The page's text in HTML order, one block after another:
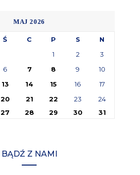
MAJ 2026
Ś C P S
N
1
2
3
6 7 8 9
10
13 14 15 16
17
20 21 22 23
24
27 28 29 30
31
BĄDŹ Z NAMI